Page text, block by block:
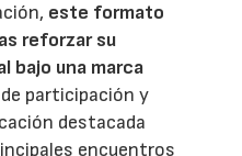
este formato
reforzar su
bajo una marca
participación y
destacada
encuentros